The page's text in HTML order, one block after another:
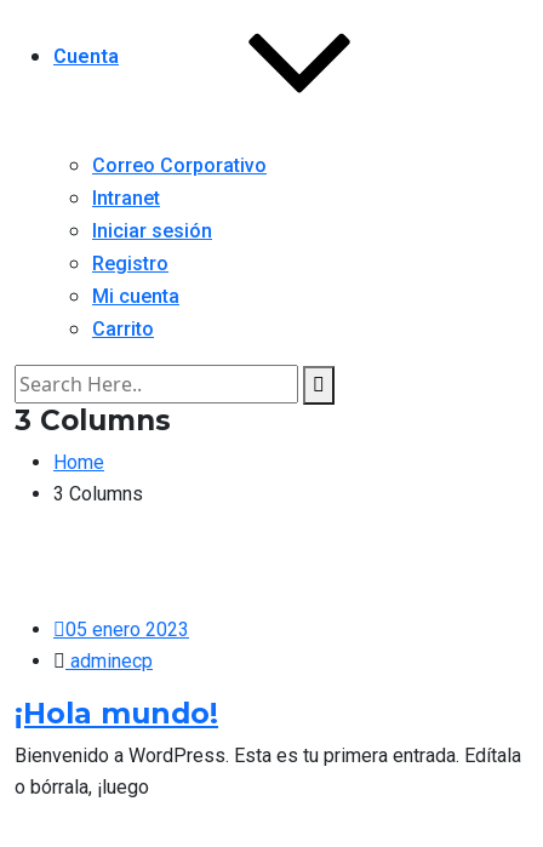
Cuenta
Correo Corporativo
Intranet
Iniciar sesión
Registro
Mi cuenta
Carrito
3 Columns
Home
3 Columns
05 enero 2023
adminecp
¡Hola mundo!
Bienvenido a WordPress. Esta es tu primera entrada. Edítala
o bórrala, ¡luego